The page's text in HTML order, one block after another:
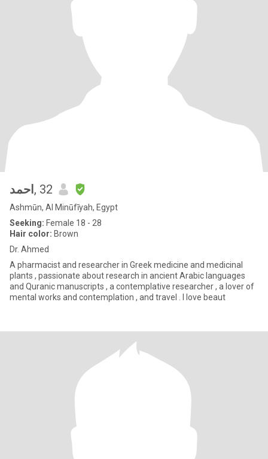
احمد , 32
Ashmūn, Al Minūfīyah, Egypt
Seeking: Female 18 - 28
Hair color: Brown
Dr. Ahmed
A pharmacist and researcher in Greek medicine and medicinal
plants , passionate about research in ancient Arabic languages ​​
and Quranic manuscripts , a contemplative researcher , a lover of
mental works and contemplation , and travel . I love beaut